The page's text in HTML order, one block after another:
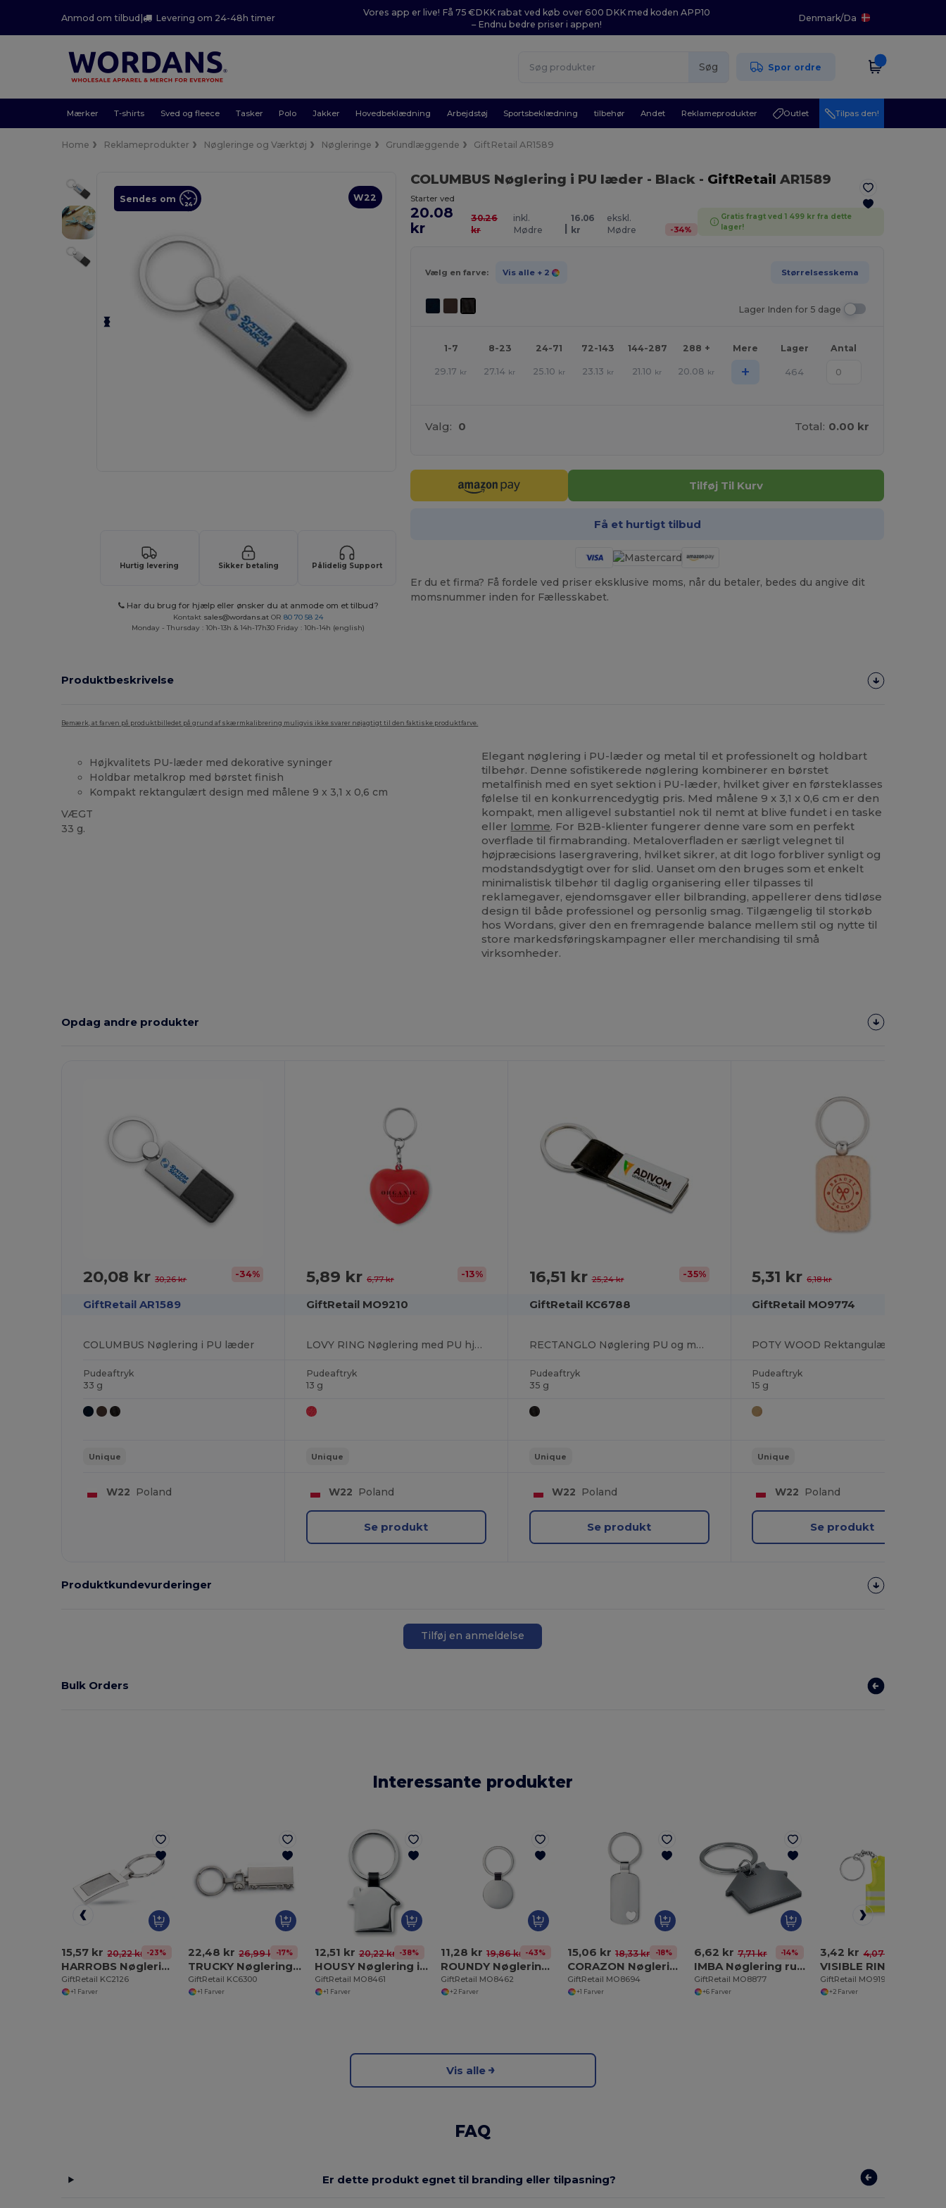
Anmod om tilbud| Levering om 24-48h timer
Vores app er live! Få 75 €DKK rabat ved køb over 600 DKK med koden APP10
– Endnu bedre priser i appen!
Denmark/Da
Søg Spor ordre
Mærker T-shirts Sved og fleece Tasker Polo Jakker Hovedbeklædning Arbejdstøj Sportsbeklædning tilbehør Andet Reklameprodukter Outlet Tilpas den!
Home Reklameprodukter Nøgleringe og Værktøj Nøgleringe Grundlæggende GiftRetail AR1589
W22
Sendes om
Hurtig levering Sikker betaling Pålidelig Support
Har du brug for hjælp eller ønsker du at anmode om et tilbud?
Kontakt sales@wordans.at OR80 70 58 24
Monday - Thursday : 10h-13h & 14h-17h30 Friday : 10h-14h (english)
COLUMBUS Nøglering i PU læder - Black- GiftRetail AR1589
Starter ved
20.08
kr
30.26
kr
inkl.
Mødre
|
16.06
kr
ekskl.
Mødre
-34%
Gratis fragt ved 1 499 kr fra dette
lager!
Vælg en farve: Vis alle + 2 Størrelsesskema
Lager Inden for 5 dage
1-7 8-23 24-71 72-143 144-287 288 + Mere Lager Antal
29.17 kr 27.14 kr 25.10 kr 23.13 kr 21.10 kr 20.08 kr + 464
Valg: 0 Total: 0.00 kr
Tilføj Til Kurv
Få et hurtigt tilbud
Er du et firma? Få fordele ved priser eksklusive moms, når du betaler, bedes du angive dit
momsnummer inden for Fællesskabet.
Produktbeskrivelse
Bemærk, at farven på produktbilledet på grund af skærmkalibrering muligvis ikke svarer nøjagtigt til den faktiske produktfarve.
Højkvalitets PU-læder med dekorative syninger
Holdbar metalkrop med børstet finish
Kompakt rektangulært design med målene 9 x 3,1 x 0,6 cm
VÆGT
33 g.
Elegant nøglering i PU-læder og metal til et professionelt og holdbart
tilbehør. Denne sofistikerede nøglering kombinerer en børstet
metalfinish med en syet sektion i PU-læder, hvilket giver en førsteklasses
følelse til en konkurrencedygtig pris. Med målene 9 x 3,1 x 0,6 cm er den
kompakt, men alligevel substantiel nok til nemt at blive fundet i en taske
eller lomme. For B2B-klienter fungerer denne vare som en perfekt
overflade til firmabranding. Metaloverfladen er særligt velegnet til
højpræcisions lasergravering, hvilket sikrer, at dit logo forbliver synligt og
modstandsdygtigt over for slid. Uanset om den bruges som et enkelt
minimalistisk tilbehør til daglig organisering eller tilpasses til
reklamegaver, ejendomsgaver eller bilbranding, appellerer dens tidløse
design til både professionel og personlig smag. Tilgængelig til storkøb
hos Wordans, giver den en fremragende balance mellem stil og nytte til
store markedsføringskampagner eller merchandising til små
virksomheder.
Opdag andre produkter
Tilpas
20,08 kr30,26 kr -34%
GiftRetail AR1589
COLUMBUS Nøglering i PU læder
Pudeaftryk
33 g
Unique
W22 Poland
5,89 kr 6,77 kr -13%
GiftRetail MO9210
LOVY RING Nøglering med PU hjerte
Pudeaftryk
13 g
Unique
W22 Poland
Se produkt
16,51 kr25,24 kr -35%
GiftRetail KC6788
RECTANGLO Nøglering PU og metal
Pudeaftryk
35 g
Unique
W22 Poland
Se produkt
5,31 kr6,18 kr
GiftRetail MO9774
Pudeaftryk
15 g
Unique
W22 Poland
Se produkt
Produktkundevurderinger
Tilføj en anmeldelse
Bulk Orders
Interessante produkter
15,57 kr 20,22 kr -23%
HARROBS Nøglering metal
GiftRetail KC2126
+1 Farver
22,48 kr 26,99 kr-17%
TRUCKY Nøglering lastbilsformet
GiftRetail KC6300
+1 Farver
12,51 kr 20,22 kr -38%
HOUSY Nøglering i husform
GiftRetail MO8461
+1 Farver
11,28 kr 19,86 kr -43%
ROUNDY Nøglering rund
GiftRetail MO8462
+2 Farver
15,06 kr 18,33 kr -18%
CORAZON Nøglering med hjertedetaljer
GiftRetail MO8694
+1 Farver
6,62 kr 7,71 kr -14%
IMBA Nøglering rustfrit stål og
GiftRetail MO8877
+6 Farver
3,42 kr 4,07 kr
GiftRetail MO9199
+2 Farver
Vis alle
FAQ
Er dette produkt egnet til branding eller tilpasning?